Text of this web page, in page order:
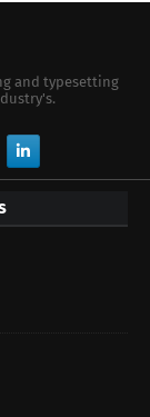
and typesetting